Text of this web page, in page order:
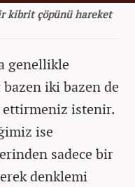
kibrit çöpünü hareket
genellikle
iki bazen de
ettirmeniz istenir.
ise
sadece bir
denklemi